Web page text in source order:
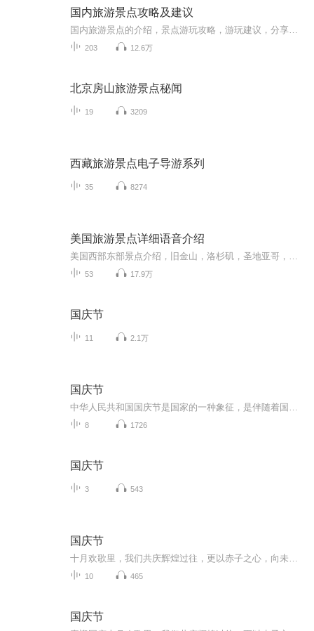
国内旅游景点攻略及建议
203 12.6万
北京房山旅游景点秘闻
19 3209
西藏旅游景点电子导游系列
35 8274
美国旅游景点详细语音介绍
53 17.9万
国庆节
11 2.1万
国庆节
8 1726
国庆节
3 543
国庆节
10 465
国庆节